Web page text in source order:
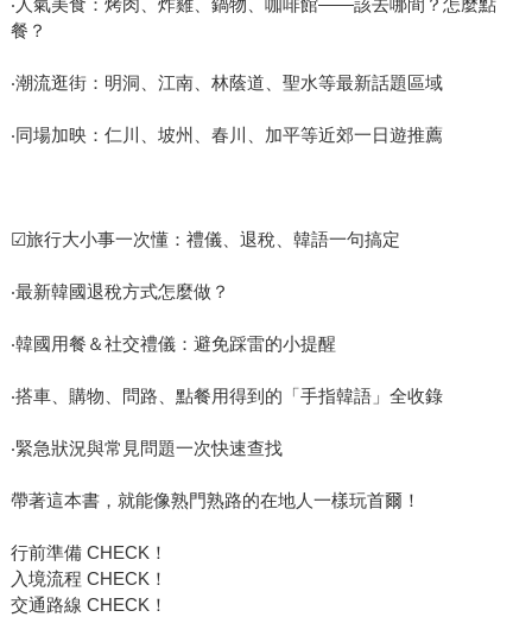
‧人氣美食：烤肉、炸雞、鍋物、咖啡館——該去哪間？怎麼點
餐？
‧潮流逛街：明洞、江南、林蔭道、聖水等最新話題區域
‧同場加映：仁川、坡州、春川、加平等近郊一日遊推薦
☑旅行大小事一次懂：禮儀、退稅、韓語一句搞定
‧最新韓國退稅方式怎麼做？
‧韓國用餐＆社交禮儀：避免踩雷的小提醒
‧搭車、購物、問路、點餐用得到的「手指韓語」全收錄
‧緊急狀況與常見問題一次快速查找
帶著這本書，就能像熟門熟路的在地人一樣玩首爾！
行前準備 CHECK！
入境流程 CHECK！
交通路線 CHECK！